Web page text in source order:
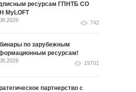
ресурсам ГПНТБ СО
MyLOFT
742
по зарубежным
ресурсам!
19701
партнерство с